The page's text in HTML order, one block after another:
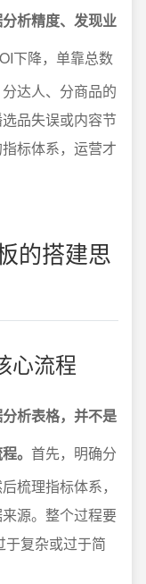
析精度、发现业
下降，单靠总数
达人、分商品的
品失误或内容节
标体系，运营才
的搭建思
心流程
析表格，并不是
。 首先，明确分
梳理指标体系，
源。整个过程要
于复杂或过于简